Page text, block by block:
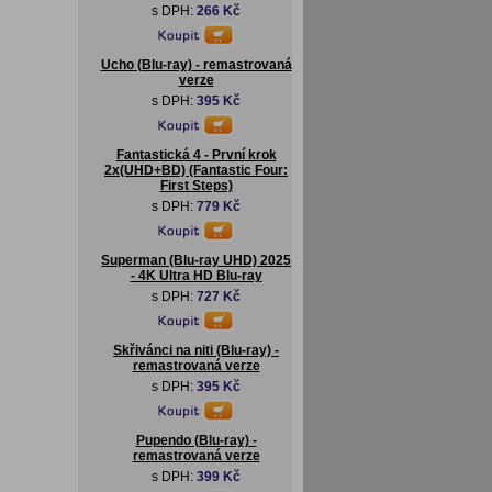
s DPH: 266 Kč
Ucho (Blu-ray) - remastrovaná
verze
s DPH: 395 Kč
Fantastická 4 - První krok
2x(UHD+BD) (Fantastic Four:
First Steps)
s DPH: 779 Kč
Superman (Blu-ray UHD) 2025
- 4K Ultra HD Blu-ray
s DPH: 727 Kč
Skřivánci na niti (Blu-ray) -
remastrovaná verze
s DPH: 395 Kč
Pupendo (Blu-ray) -
remastrovaná verze
s DPH: 399 Kč